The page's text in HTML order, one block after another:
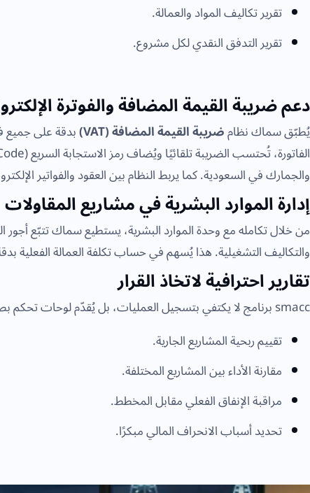
تقرير تكاليف المواد والعمالة.
تقرير التدفق النقدي لكل مشروع.
دعم ضريبة القيمة المضافة والفوترة
يُطبّق سماك نظامضريبة القيمة المضافة (VAT)
بدقة على جميع
والجمارك في السعودية. كما يربط النظام بين العقود والفواتير
إدارة الموارد البشرية في مشاريع المقاولات
من خلال تكامله مع وحدة الموارد البشرية، يستطيع سماك تتبّع
والتكاليف التشغيلية. هذا يُسهم في حساب تكلفة العمالة الفعلية
تقارير احترافية لاتخاذ القرار
smacc برنامج لا يكتفي بتسجيل العمليات، بل يُقدّم لوحات تحكم بصرية وتقارير تحليلية تساعد الإدارة في:
تقييم ربحية المشاريع الجارية.
مقارنة الأداء بين المشاريع المختلفة.
مراقبة الإنفاق الفعلي مقابل المخطط.
تحديد أسباب الانحراف المالي مبكرًا.